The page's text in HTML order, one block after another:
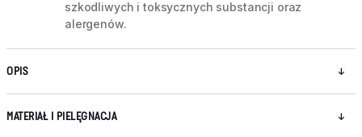
szkodliwych i toksycznych substancji oraz
alergenów.
OPIS
MATERIAŁ I PIELĘGNACJA